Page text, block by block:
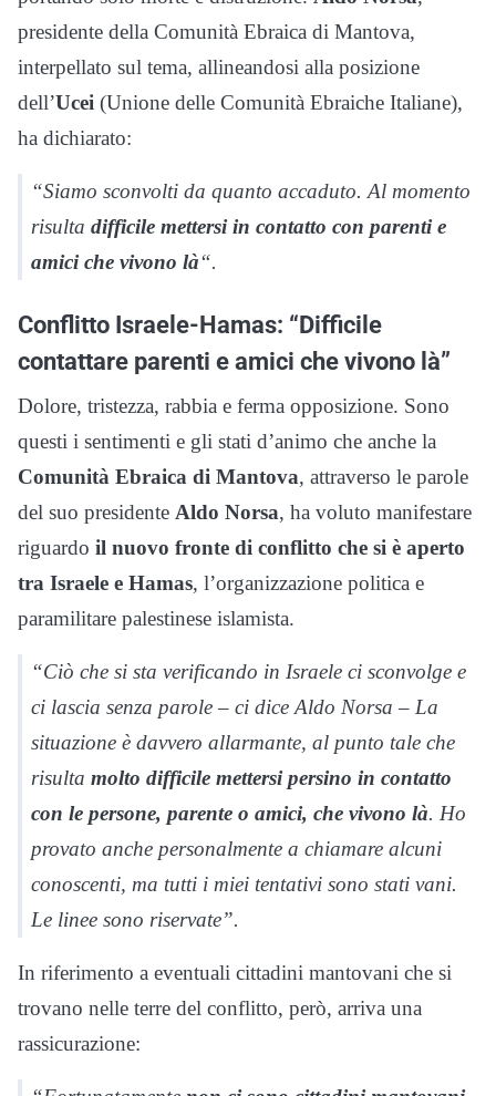
presidente della Comunità Ebraica di Mantova,
interpellato sul tema, allineandosi alla posizione
dell’Ucei (Unione delle Comunità Ebraiche Italiane),
ha dichiarato:
“Siamo sconvolti da quanto accaduto. Al momento
risulta difficile mettersi in contatto con parenti e
amici che vivono là“.
Conflitto Israele-Hamas: “Difficile
contattare parenti e amici che vivono là”
Dolore, tristezza, rabbia e ferma opposizione. Sono
questi i sentimenti e gli stati d’animo che anche la
Comunità Ebraica di Mantova, attraverso le parole
del suo presidente Aldo Norsa, ha voluto manifestare
riguardo il nuovo fronte di conflitto che si è aperto
tra Israele e Hamas, l’organizzazione politica e
paramilitare palestinese islamista.
“Ciò che si sta verificando in Israele ci sconvolge e
ci lascia senza parole – ci dice Aldo Norsa – La
situazione è davvero allarmante, al punto tale che
risulta molto difficile mettersi persino in contatto
con le persone, parente o amici, che vivono là. Ho
provato anche personalmente a chiamare alcuni
conoscenti, ma tutti i miei tentativi sono stati vani.
Le linee sono riservate”.
In riferimento a eventuali cittadini mantovani che si
trovano nelle terre del conflitto, però, arriva una
rassicurazione: